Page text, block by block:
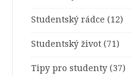
Studentský rádce (12)
Studentský život (71)
Tipy pro studenty (37)